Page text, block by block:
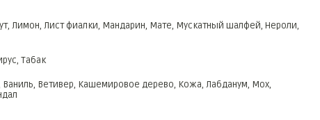
Лимон, Лист фиалки, Мандарин, Мате, Мускатный шалфей, Нероли,
Табак
Ваниль, Ветивер, Кашемировое дерево, Кожа, Лабданум, Мох,